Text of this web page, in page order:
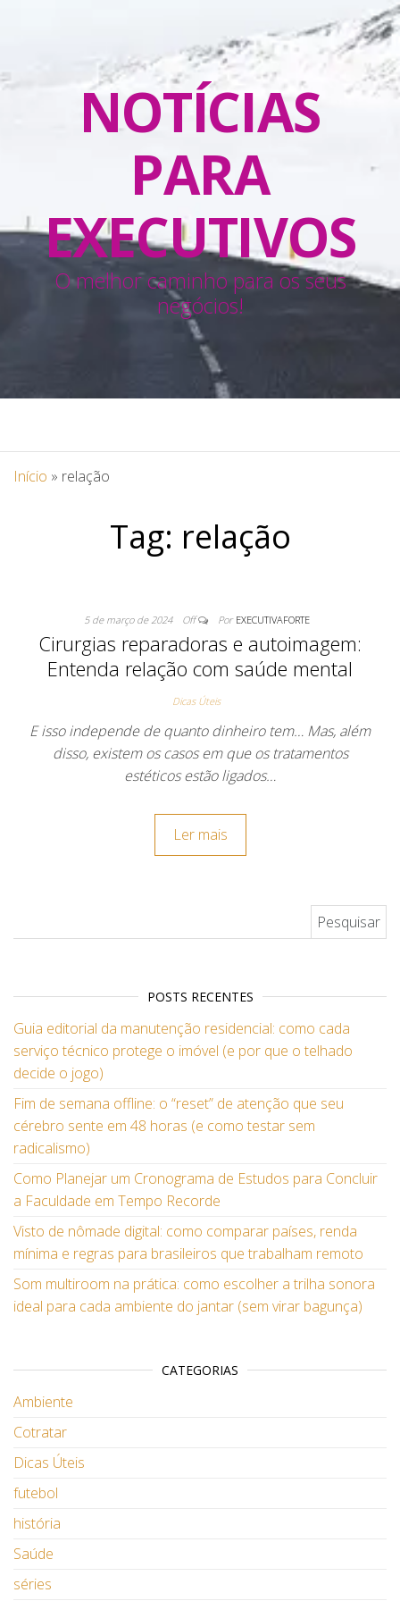
NOTÍCIAS
PARA
EXECUTIVOS
O melhor caminho para os seus
negócios!
Início » relação
Tag: relação
5 de março de 2024 Off Por EXECUTIVAFORTE
Cirurgias reparadoras e autoimagem:
Entenda relação com saúde mental
Dicas Úteis
E isso independe de quanto dinheiro tem… Mas, além
disso, existem os casos em que os tratamentos
estéticos estão ligados…
Ler mais
POSTS RECENTES
Guia editorial da manutenção residencial: como cada
serviço técnico protege o imóvel (e por que o telhado
decide o jogo)
Fim de semana offline: o “reset” de atenção que seu
cérebro sente em 48 horas (e como testar sem
radicalismo)
Como Planejar um Cronograma de Estudos para Concluir
a Faculdade em Tempo Recorde
Visto de nômade digital: como comparar países, renda
mínima e regras para brasileiros que trabalham remoto
Som multiroom na prática: como escolher a trilha sonora
ideal para cada ambiente do jantar (sem virar bagunça)
CATEGORIAS
Ambiente
Cotratar
Dicas Úteis
futebol
história
Saúde
séries